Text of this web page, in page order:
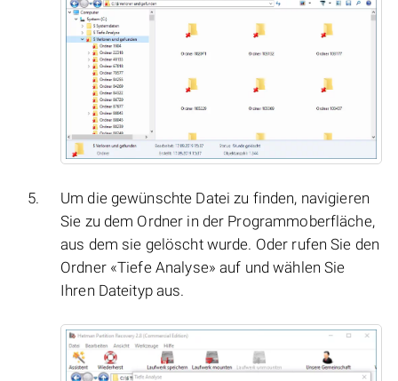
Um die gewünschte Datei zu finden, navigieren
Sie zu dem Ordner in der Programmoberfläche,
aus dem sie gelöscht wurde. Oder rufen Sie den
Ordner «Tiefe Analyse» auf und wählen Sie
Ihren Dateityp aus.